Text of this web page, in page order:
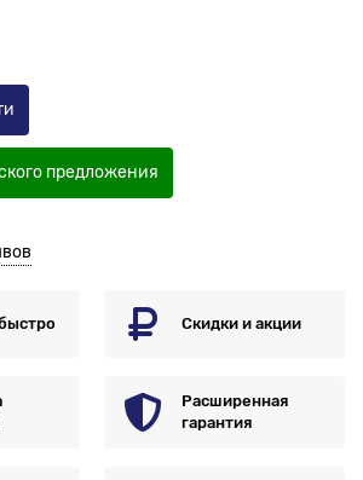
предложения
Скидки и акции
Расширенная
гарантия